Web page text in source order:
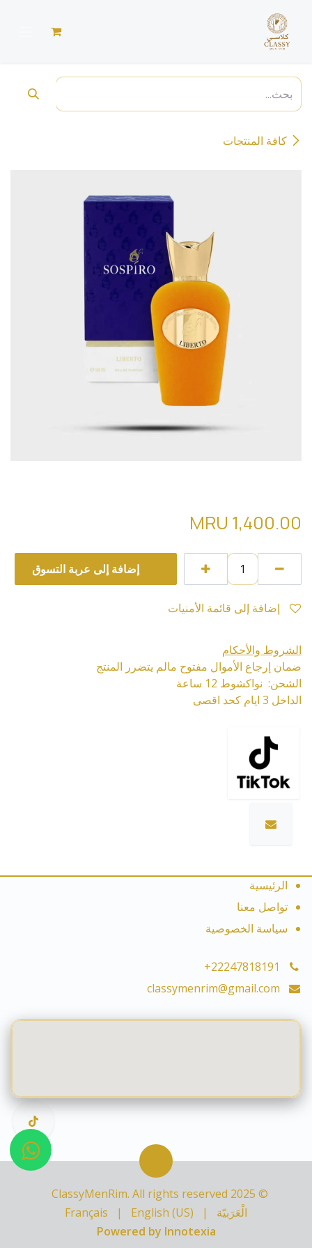
كافة المنتجات
1,400.00
إضافة إلى عربة التسوق
الشروط والأحكام
ضمان إرجاع الأموال مفتوح مالم يتضرر المنتج
الشحن: نواكشوط 12 ساعة
الداخل 3 ايام كحد اقصى
الرئيسية
تواصل معنا
سياسة الخصوصية
+22247818191
classymenrim@gmail.com
© 2025 ClassyMenRim. All rights reserved
الْعَرَبيّة
|
English (US)
|
Français
Powered by Innotexia